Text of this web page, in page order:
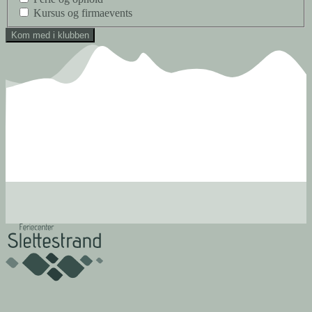
Kursus og firmaevents
Kom med i klubben